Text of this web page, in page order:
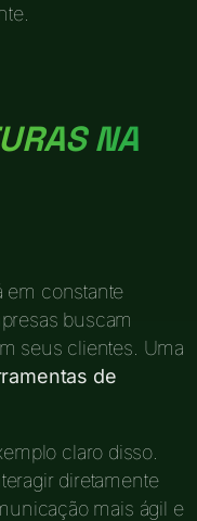
NA
em constante
buscam
seus clientes. Uma
de
claro disso.
diretamente
mais ágil e